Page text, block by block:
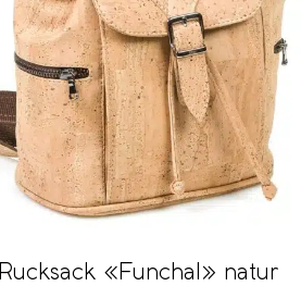
Rucksack «Funchal» natur